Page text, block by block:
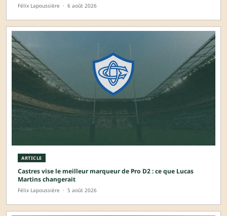
Félix Lapoussière · 6 août 2026
ARTICLE
Castres vise le meilleur marqueur de Pro D2 : ce que Lucas
Martins changerait
Félix Lapoussière · 5 août 2026